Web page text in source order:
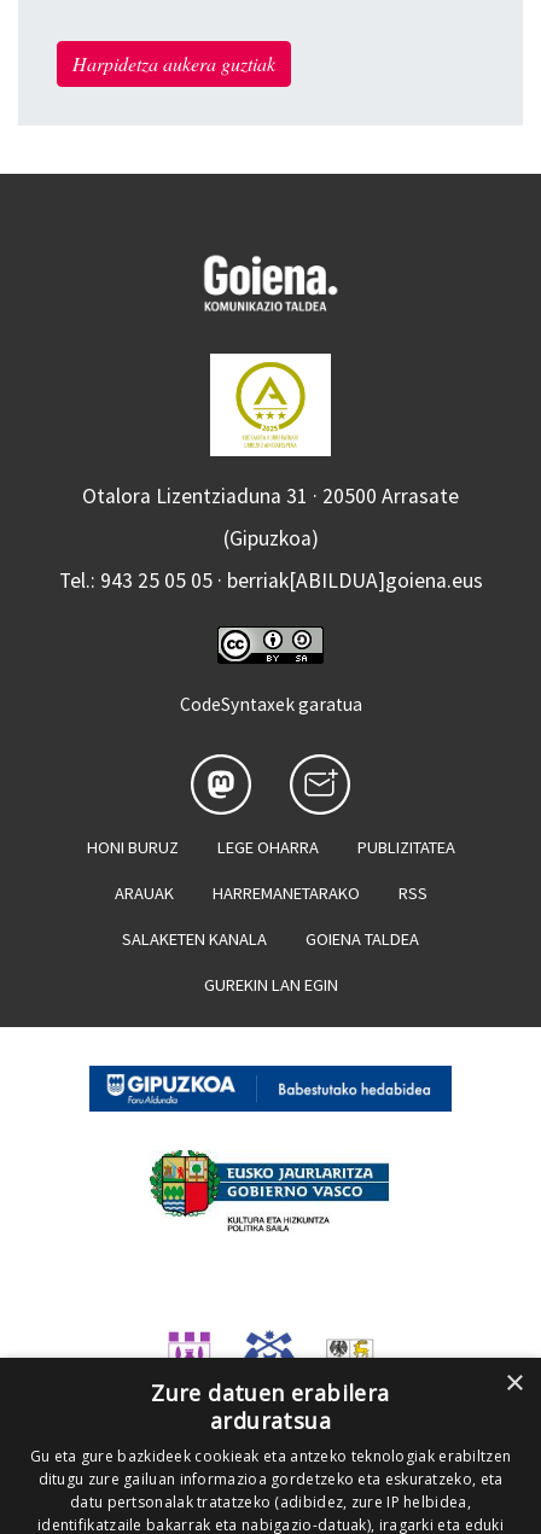
Harpidetza aukera guztiak
Otalora Lizentziaduna 31 · 20500 Arrasate
(Gipuzkoa)
Tel.: 943 25 05 05 · berriak[ABILDUA]goiena.eus
CodeSyntaxek garatua
HONI BURUZ LEGE OHARRA PUBLIZITATEA
ARAUAK HARREMANETARAKO RSS
SALAKETEN KANALA GOIENA TALDEA
GUREKIN LAN EGIN
×
Zure datuen erabilera
arduratsua
Gu eta gure bazkideek cookieak eta antzeko teknologiak erabiltzen
ditugu zure gailuan informazioa gordetzeko eta eskuratzeko, eta
datu pertsonalak tratatzeko (adibidez, zure IP helbidea,
identifikatzaile bakarrak eta nabigazio-datuak), iragarki eta eduki